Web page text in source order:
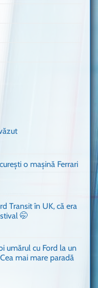
o mașină Ferrari
Transit în UK, că era
🤭
umărul cu Ford la un
mai mare paradă